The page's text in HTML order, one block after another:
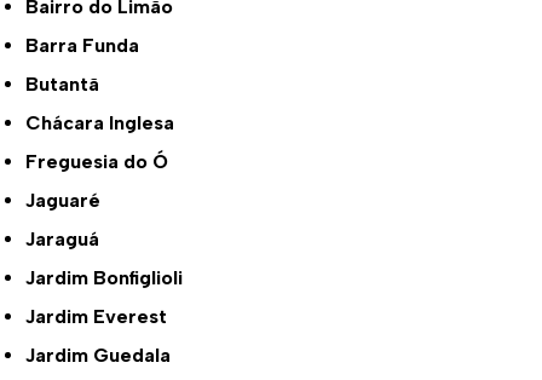
Bairro do Limão
Barra Funda
Butantã
Chácara Inglesa
Freguesia do Ó
Jaguaré
Jaraguá
Jardim Bonfiglioli
Jardim Everest
Jardim Guedala